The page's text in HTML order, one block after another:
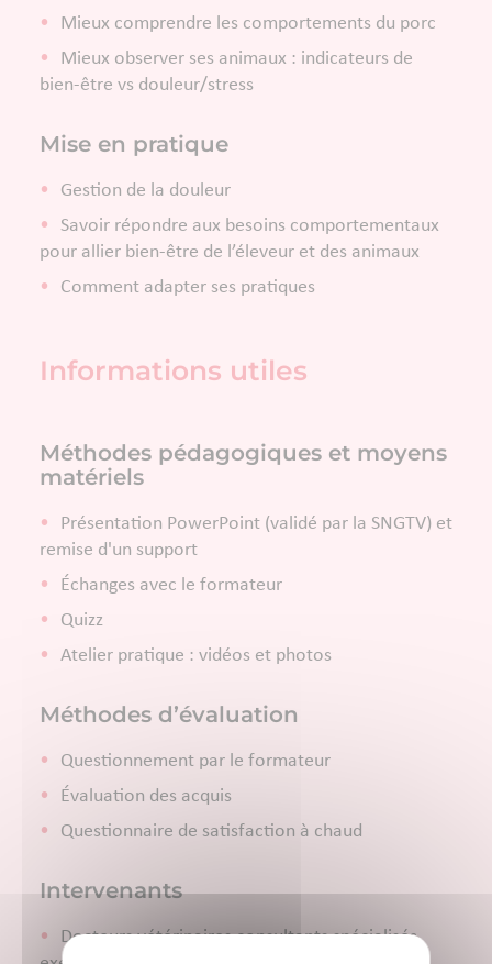
Mieux comprendre les comportements du porc
Mieux observer ses animaux : indicateurs de
bien-être vs douleur/stress
Mise en pratique
Gestion de la douleur
Savoir répondre aux besoins comportementaux
pour allier bien-être de l’éleveur et des animaux
Comment adapter ses pratiques
Informations utiles
Méthodes pédagogiques et moyens
matériels
Présentation PowerPoint (validé par la SNGTV) et
remise d'un support
Échanges avec le formateur
Quizz
Atelier pratique : vidéos et photos
Méthodes d’évaluation
Questionnement par le formateur
Évaluation des acquis
Questionnaire de satisfaction à chaud
Intervenants
Docteurs vétérinaires consultants spécialisés